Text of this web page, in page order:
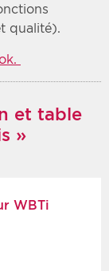
qualité).
et table
»
WBTi